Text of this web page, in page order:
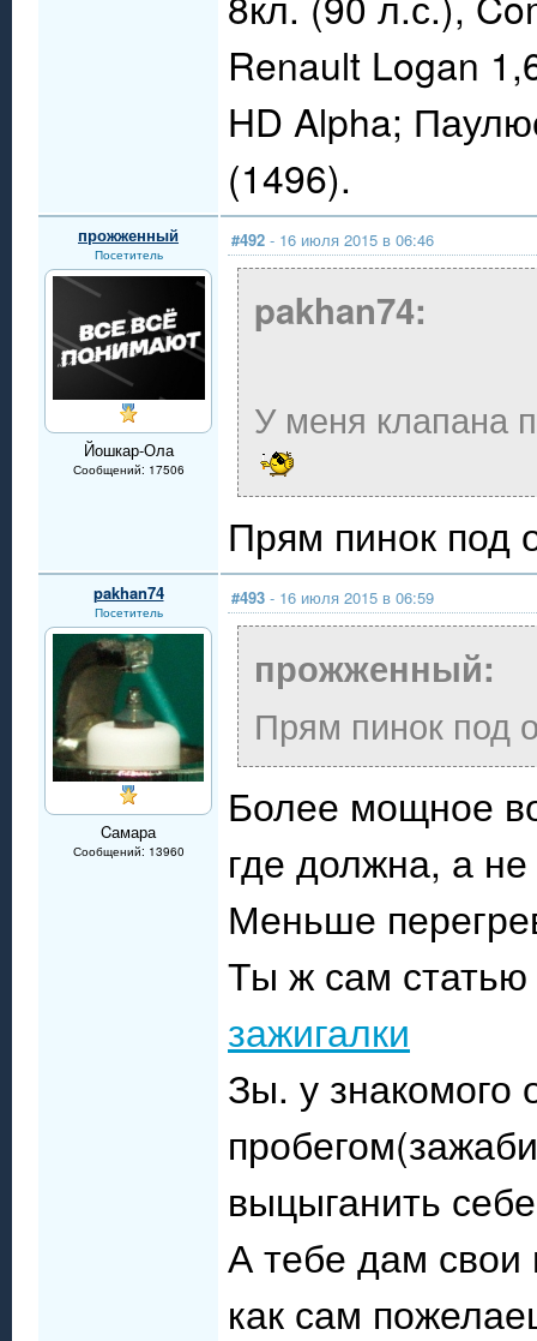
Renault Logan
HD Alpha;
(1496).
прожженный
Посетитель
Йошкар-Ола
Сообщений: 17506
#492 - 16 июля 2015 в 06:46
pakhan74:
У меня клапана
Прям пинок под
pakhan74
Посетитель
Cамара
Сообщений: 13960
#493 - 16 июля 2015 в 06:59
прожженный:
Прям пинок под
Более мощное
где должна, а
Меньше
Ты ж сам статью
зажигалки
Зы. у
выцыганить
А тебе дам свои
как сам